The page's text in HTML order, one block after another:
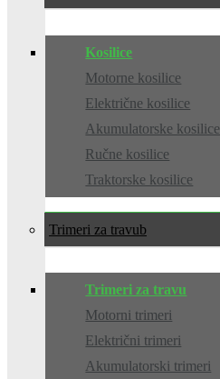
Kosilice
Motorne kosilice
Električne kosilice
Akumulatorske kosilice
Ručne kosilice
Traktorske kosilice
Trimeri za travu
Trimeri za travu
Motorni trimeri
Električni trimeri
Akumulatorski trimeri